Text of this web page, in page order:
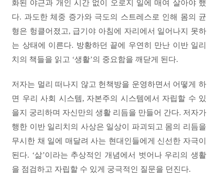
화된 야근과 개인 시간 없이 오로지 일에 매여 살아야 했
다. 과도한 체중 증가와 극도의 스트레스로 인해 몸의 균
형은 헝클어졌고, 급기야 아침에 자리에서 일어나지 못하
는 상태에 이른다. 방황하던 끝에 우연히 만난 이반 일리
치의 책들을 읽고 ‘생활’의 중요함을 깨닫게 된다.
저자는 멀리 떠나지 않고 헌책방을 운영하면서 어떻게 하
면 우리 사회 시스템, 자본주의 시스템에서 자립할 수 있
을지 궁리하며 자신만의 생활 리듬을 만들어 간다. 저자가
행한 이반 일리치의 사상은 일상이 파괴되고 몸의 리듬을
무시한 채 일에 매달려 사는 현대인들에게 신선한 자극이
된다. ‘삶’이라는 추상적인 개념에서 벗어나 우리의 생활
을 점검하고 자립할 수 있게 궁극적인 질문을 던진다.